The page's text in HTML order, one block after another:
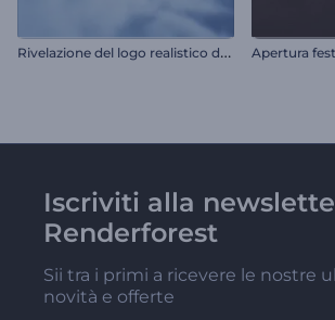
R
ivelazione del logo realistico dell'aereo Apertura
Iscriviti alla
Renderforest
Sii tra i primi a ricevere le nostre
novità e offerte